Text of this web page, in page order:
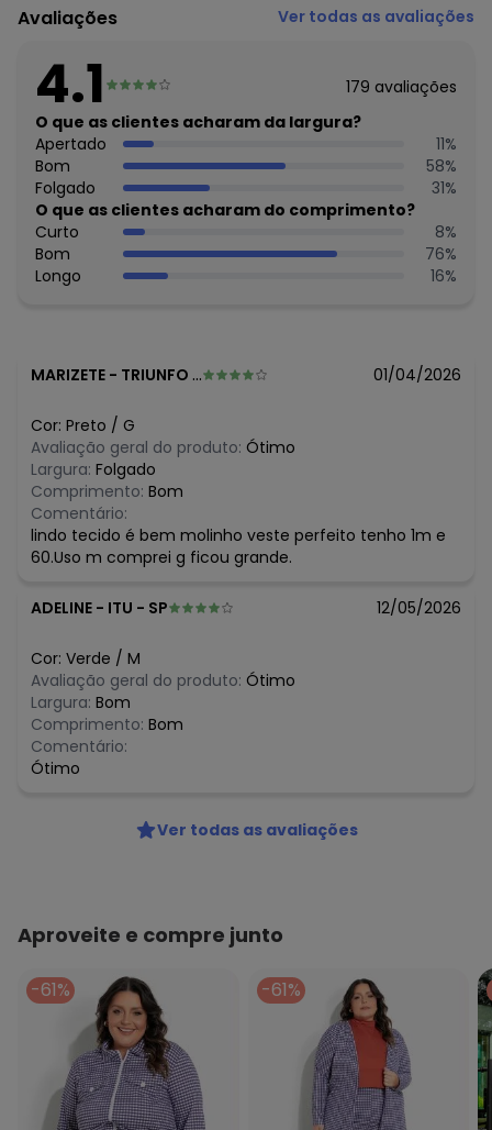
Modelagem: Justo
Comprimento da manga: Longa
Cintura: Alta
Complemento: Elástico
Tecido: Helanca
Composição: Conforme imagem etiqueta
Histórico de preços
O preço apresentado abaixo é o menor oferecido em
algum dia do mês, para o menor tamanho disponível.
agosto/2026
N/D*
julho/2026 R$ 51,74
março/2026 R$ 46,74
Avaliações Ver todas as avaliações
4.1 179 avaliações
O que as clientes acharam da largura?
Apertado
11%
Bom
58%
Folgado
31%
O que as clientes acharam do comprimento?
Curto
8%
Bom
76%
Longo
16%
MARIZETE - TRIUNFO - PE 01/04/2026
Cor: Preto / G
Avaliação geral do produto: Ótimo
Largura: Folgado
Comprimento: Bom
Comentário:
lindo tecido é bem molinho veste perfeito tenho 1m e
60.Uso m comprei g ficou grande.
ADELINE - ITU - SP 12/05/2026
Cor: Verde / M
Avaliação geral do produto: Ótimo
Largura: Bom
Comprimento: Bom
Comentário:
Ótimo
Ver todas as avaliações
Aproveite e compre junto
-61% -61%